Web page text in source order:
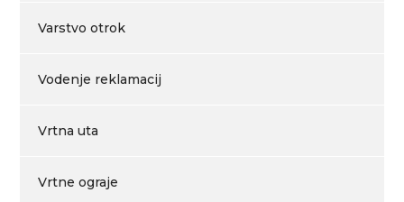
Varstvo otrok
Vodenje reklamacij
Vrtna uta
Vrtne ograje